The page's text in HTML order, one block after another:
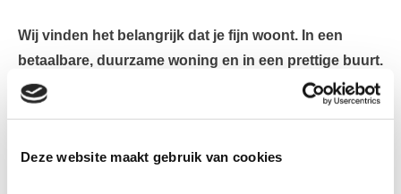
Deze website maakt gebruik van cookies
Wij vinden het belangrijk dat je fijn woont. In een
betaalbare, duurzame woning en in een prettige buurt.
We sluiten daarbij niemand uit. We willen een goed
Goed verhuurderschap betekent dat wij jou informeren